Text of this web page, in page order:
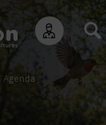
Agenda